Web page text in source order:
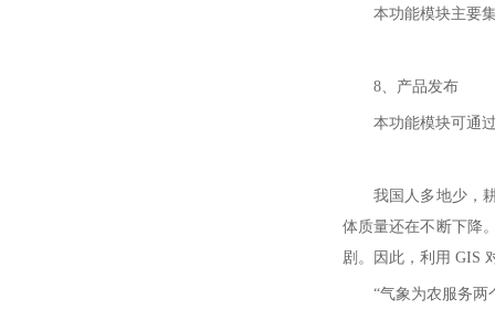
本功能模块主要
8、产品发布
本功能模块可通
我国人多地少，
体质量还在不断下降
剧。因此，利用 GIS
“气象为农服务